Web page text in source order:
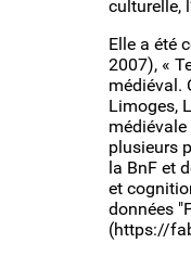
culturelle,
Elle a été
2007), «
médiéval.
Limoges,
médiévale
plusieurs
la BnF et
et
données
(https://